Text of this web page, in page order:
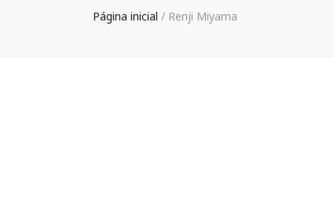
Página inicial / Renji Miyama